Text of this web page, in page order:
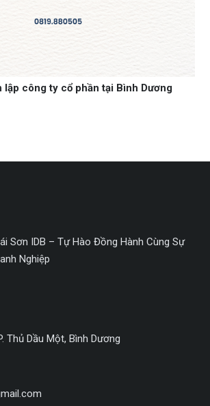
lập công ty cổ phần tại Bình Dương
Sơn IDB – Tự Hào Đồng Hành Cùng Sự
Nghiệp
Thủ Dầu Một, Bình Dương